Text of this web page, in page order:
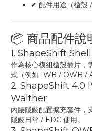
✔ 配件用途（槍殼 /
📦 商品配件說
1. ShapeShift
作為核心模組槍殼插片，
式（例如 IWB / OWB /
2. ShapeShift 4.0
Walther
內腰隱蔽配置擴充套件，
隱蔽日常 / EDC 使用。